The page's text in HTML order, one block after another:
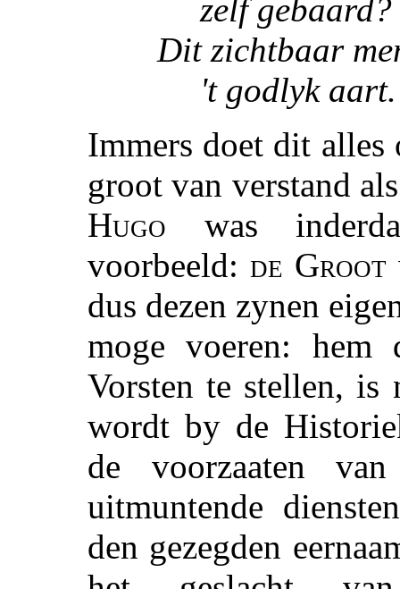
zelf gebaard?
Dit zichtbaar
't godlyk aart.
Immers doet dit alles
groot van verstand
Hugo was
voorbeeld:de Groot
dus dezen zynen
moge voeren: hem
Vorsten te stellen,
wordt by de
de voorzaaten
uitmuntende
den gezegden